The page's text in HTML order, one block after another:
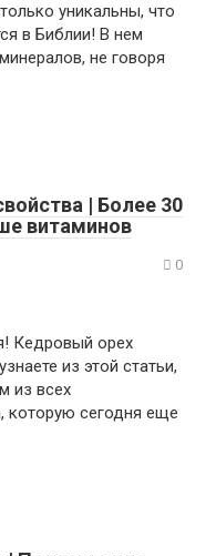
уникальны, что
в Библии! В нем
не говоря
| Более 30
витаминов
0
Кедровый орех
из этой статьи,
из всех
которую сегодня еще